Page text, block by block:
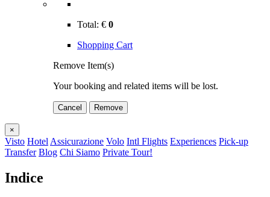
Total: € 0
Shopping Cart
Remove Item(s)
Your booking and related items will be lost.
Cancel Remove
×
Visto Hotel Assicurazione Volo Intl Flights Experiences Pick-up
Transfer Blog Chi Siamo Private Tour!
Indice